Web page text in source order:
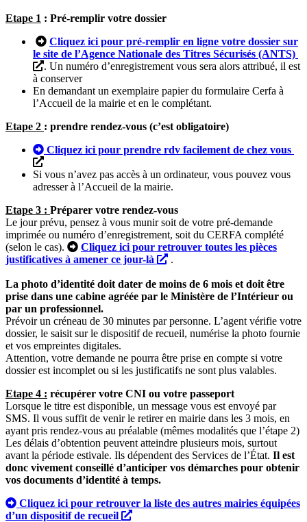
Etape 1 : Pré-remplir votre dossier
Cliquez ici pour pré-remplir en ligne votre dossier sur
le site de l’Agence Nationale des Titres Sécurisés (ANTS)
. Un numéro d’enregistrement vous sera alors attribué, il est
à conserver
En demandant un exemplaire papier du formulaire Cerfa à
l’Accueil de la mairie et en le complétant.
Etape 2 : prendre rendez-vous (c’est obligatoire)
Cliquez ici pour prendre rdv facilement de chez vous
Si vous n’avez pas accès à un ordinateur, vous pouvez vous
adresser à l’Accueil de la mairie.
Etape 3 : Préparer votre rendez-vous
Le jour prévu, pensez à vous munir soit de votre pré-demande
imprimée ou numéro d’enregistrement, soit du CERFA complété
(selon le cas).
Cliquez ici pour retrouver toutes les pièces
justificatives à amener ce jour-là
.
La photo d’identité doit dater de moins de 6 mois et doit être
prise dans une cabine agréée par le Ministère de l’Intérieur ou
par un professionnel.
Prévoir un créneau de 30 minutes par personne. L’agent vérifie votre
dossier, le saisit sur le dispositif de recueil, numérise la photo fournie
et vos empreintes digitales.
Attention, votre demande ne pourra être prise en compte si votre
dossier est incomplet ou si les justificatifs ne sont plus valables.
Etape 4 : récupérer votre CNI ou votre passeport
Lorsque le titre est disponible, un message vous est envoyé par
SMS. Il vous suffit de venir le retirer en mairie dans les 3 mois, en
ayant pris rendez-vous au préalable (mêmes modalités que l’étape 2)
Les délais d’obtention peuvent atteindre plusieurs mois, surtout
avant la période estivale. Ils dépendent des Services de l’État. Il est
donc vivement conseillé d’anticiper vos démarches pour obtenir
vos documents d’identité à temps.
Cliquez ici pour retrouver la liste des autres mairies équipées
d’un dispositif de recueil